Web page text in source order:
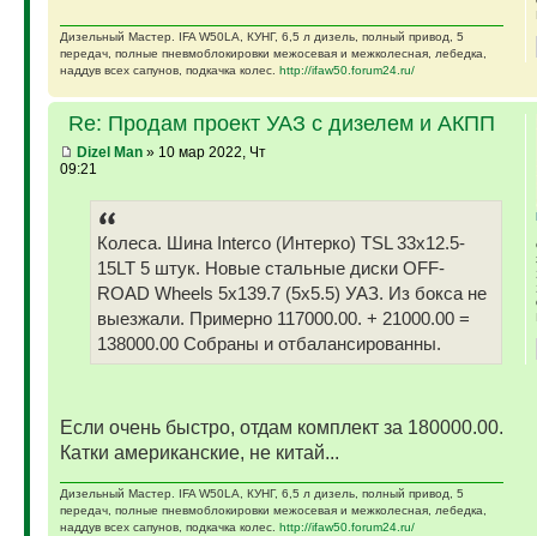
Дизельный Мастер. IFA W50LA, КУНГ, 6,5 л дизель, полный привод, 5
передач, полные пневмоблокировки межосевая и межколесная, лебедка,
наддув всех сапунов, подкачка колес. http://ifaw50.forum24.ru/
Re: Продам проект УАЗ с дизелем и АКПП
Dizel Man» 10 мар 2022, Чт
09:21
Колеса. Шина Interco (Интерко) TSL 33x12.5-
15LT 5 штук. Новые стальные диски OFF-
ROAD Wheels 5x139.7 (5x5.5) УАЗ. Из бокса не
выезжали. Примерно 117000.00. + 21000.00 =
138000.00 Собраны и отбалансированны.
Если очень быстро, отдам комплект за 180000.00.
Катки американские, не китай...
Дизельный Мастер. IFA W50LA, КУНГ, 6,5 л дизель, полный привод, 5
передач, полные пневмоблокировки межосевая и межколесная, лебедка,
наддув всех сапунов, подкачка колес. http://ifaw50.forum24.ru/